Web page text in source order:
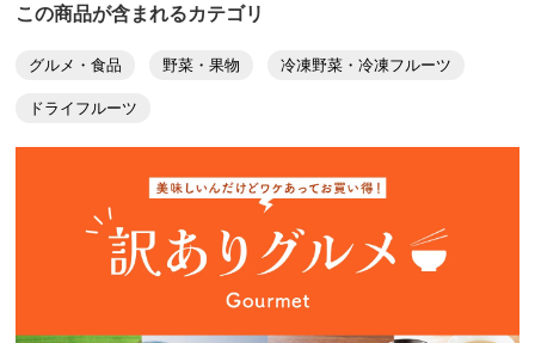
この商品が含まれるカテゴリ
グルメ・食品 野菜・果物 冷凍野菜・冷凍フルーツ
ドライフルーツ